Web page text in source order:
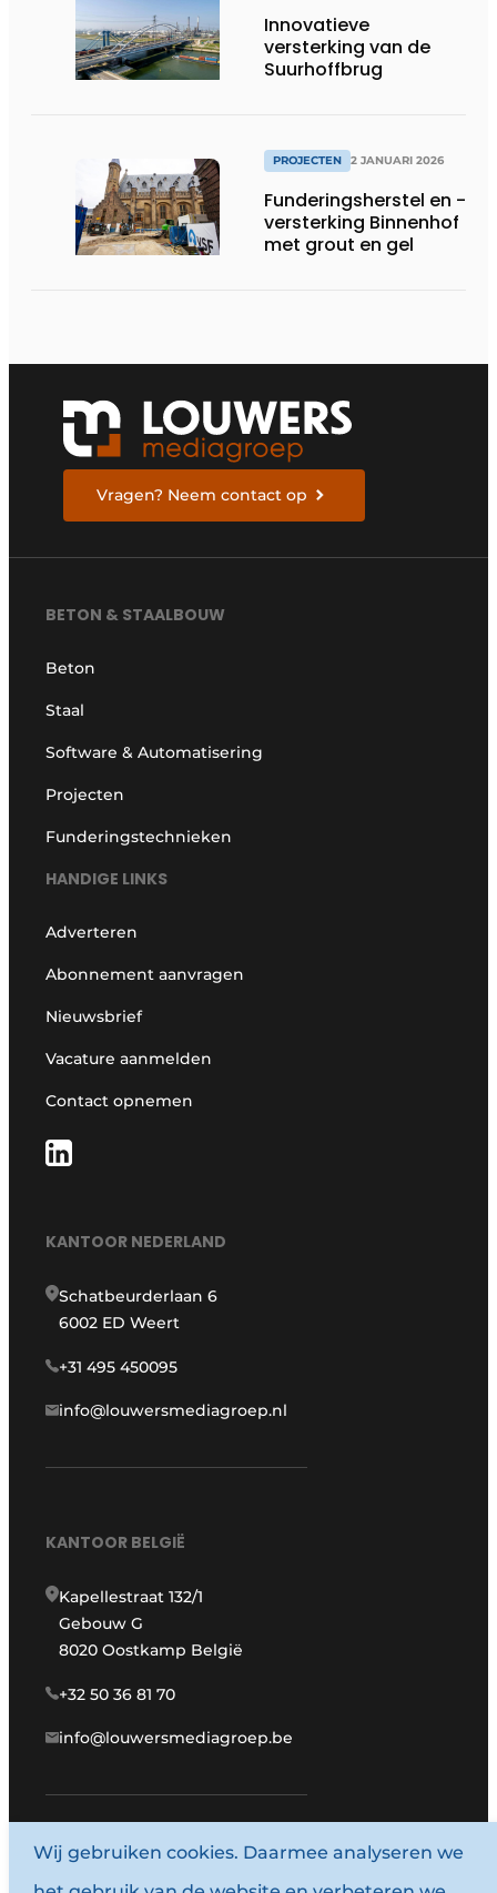
Innovatieve
versterking van de
Suurhoffbrug
PROJECTEN 2 JANUARI 2026
Funderingsherstel en -
versterking Binnenhof
met grout en gel
Vragen? Neem contact op
BETON & STAALBOUW
Beton
Staal
Software & Automatisering
Projecten
Funderingstechnieken
HANDIGE LINKS
Adverteren
Abonnement aanvragen
Nieuwsbrief
Vacature aanmelden
Contact opnemen
KANTOOR NEDERLAND
Schatbeurderlaan 6
6002 ED Weert
+31 495 450095
info@louwersmediagroep.nl
KANTOOR BELGIË
Kapellestraat 132/1
Gebouw G
8020 Oostkamp België
+32 50 36 81 70
info@louwersmediagroep.be
www.louwersmediagroep.com
Wij gebruiken cookies. Daarmee analyseren we